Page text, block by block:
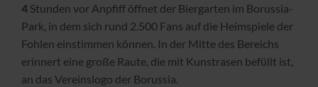
4 Stunden vor Anpfiff öffnet der Biergarten im Borussia-
Park, in dem sich rund 2.500 Fans auf die Heimspiele der
Fohlen einstimmen können. In der Mitte des Bereichs
erinnert eine große Raute, die mit Kunstrasen befüllt ist,
an das Vereinslogo der Borussia.